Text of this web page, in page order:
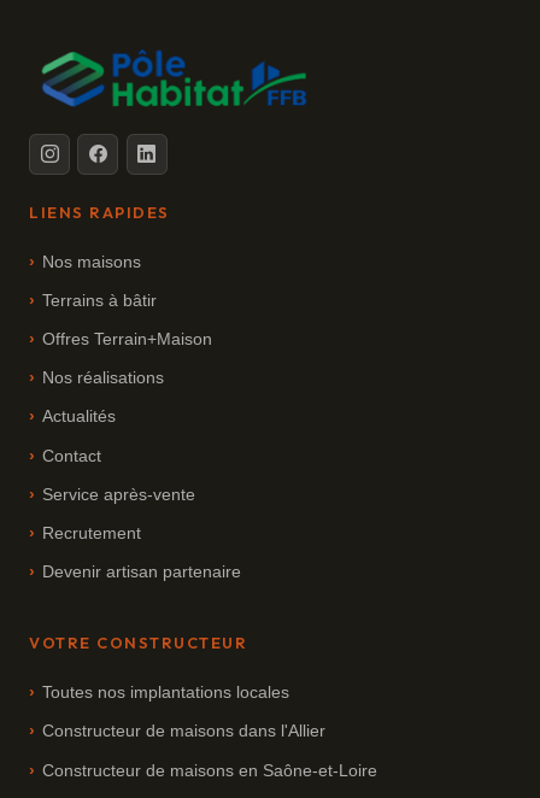
LIENS RAPIDES
Nos maisons
Terrains à bâtir
Offres Terrain+Maison
Nos réalisations
Actualités
Contact
Service après-vente
Recrutement
Devenir artisan partenaire
VOTRE CONSTRUCTEUR
Toutes nos implantations locales
Constructeur de maisons dans l'Allier
Constructeur de maisons en Saône-et-Loire